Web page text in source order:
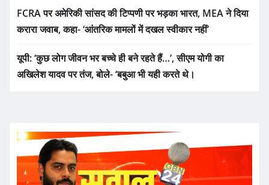
FCRA पर अमेरिकी सांसद की टिप्पणी पर भड़का भारत, MEA ने दिया
करारा जवाब, कहा- ‘आंतरिक मामलों में दखल स्वीकार नहीं’
यूपी: ‘कुछ लोग जीवन भर बच्चे ही बने रहते हैं…’, सीएम योगी का
अखिलेश यादव पर तंज, बोले- ‘बबुआ भी यही करते थे।